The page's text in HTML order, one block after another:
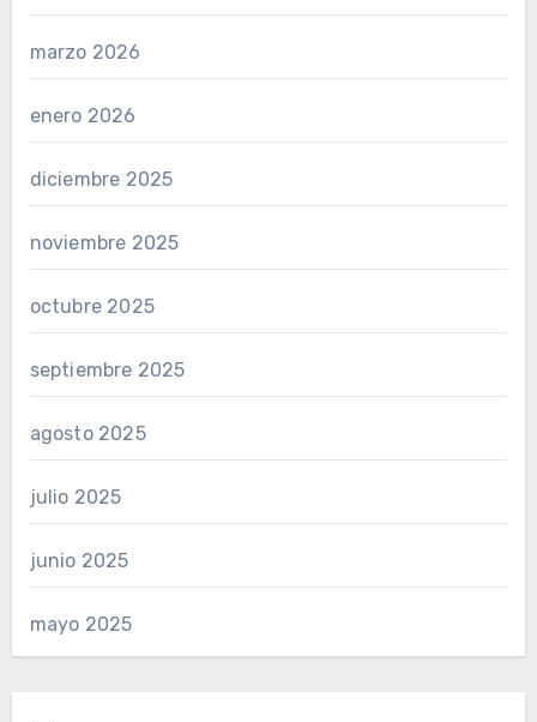
marzo 2026
enero 2026
diciembre 2025
noviembre 2025
octubre 2025
septiembre 2025
agosto 2025
julio 2025
junio 2025
mayo 2025